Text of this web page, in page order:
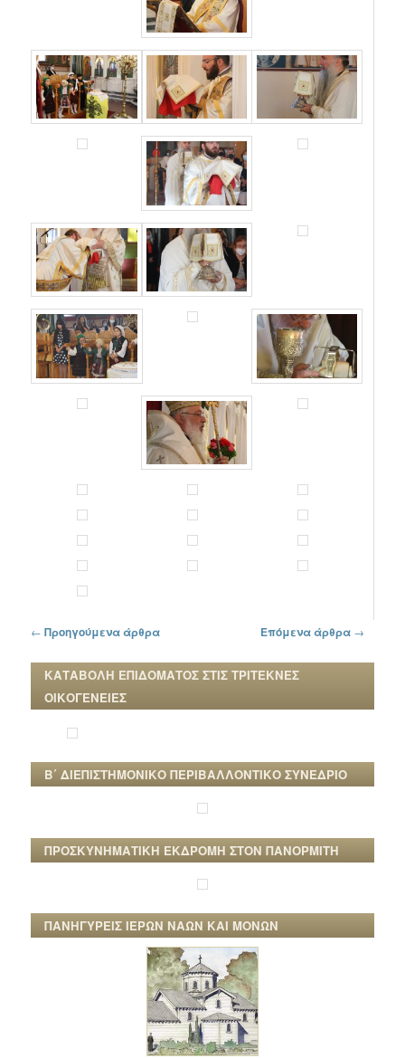
Πλοήγηση στα άρθρα
← Προηγούμενα άρθρα Επόμενα άρθρα →
ΚΑΤΑΒΟΛΗ ΕΠΙΔΟΜΑΤΟΣ ΣΤΙΣ ΤΡΙΤΕΚΝΕΣ
ΟΙΚΟΓΕΝΕΙΕΣ
Β΄ ΔΙΕΠΙΣΤΗΜΟΝΙΚΟ ΠΕΡΙΒΑΛΛΟΝΤΙΚΟ ΣΥΝΕΔΡΙΟ
ΠΡΟΣΚΥΝΗΜΑΤΙΚΗ ΕΚΔΡΟΜΗ ΣΤΟΝ ΠΑΝΟΡΜΙΤΗ
ΠΑΝΗΓΥΡΕΙΣ ΙΕΡΩΝ ΝΑΩΝ ΚΑΙ ΜΟΝΩΝ